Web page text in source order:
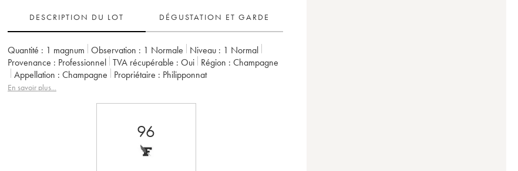
DESCRIPTION DU LOT DÉGUSTATION ET GARDE
Quantité : 1 magnum Observation : 1 Normale Niveau : 1 Normal
Provenance :
professionnel TVA récupérable : oui Région :
Champagne
Appellation :
Champagne Propriétaire : Philipponnat
En savoir plus...
96